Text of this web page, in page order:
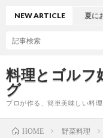
料理とゴルフ
グ
プロが作る、簡単美味しい料
NEW ARTICLE夏におすす
HOME 野菜料理